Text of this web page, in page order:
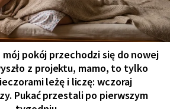
pokój przechodzi się do nowej
z projektu, mamo, to tylko
leżę i liczę: wczoraj
Pukać przestali po pierwszym